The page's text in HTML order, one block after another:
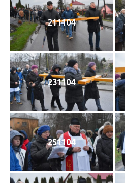
211104
231104
251104